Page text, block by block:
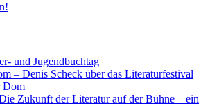
und Jugendbuchtag
– Denis Scheck über das Literaturfestival
Dom
Zukunft der Literatur auf der Bühne – ein